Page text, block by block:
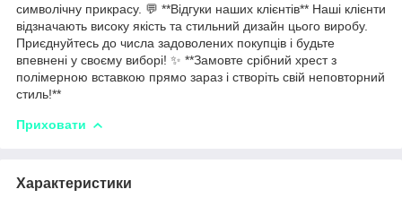
символічну прикрасу. 💬 **Відгуки наших клієнтів** Наші клієнти
відзначають високу якість та стильний дизайн цього виробу.
Приєднуйтесь до числа задоволених покупців і будьте
впевнені у своєму виборі! ✨ **Замовте срібний хрест з
полімерною вставкою прямо зараз і створіть свій неповторний
стиль!**
Приховати
Характеристики